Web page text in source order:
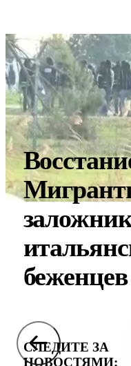
беженцев
СЛЕДИТЕ ЗА
НОВОСТЯМИ: